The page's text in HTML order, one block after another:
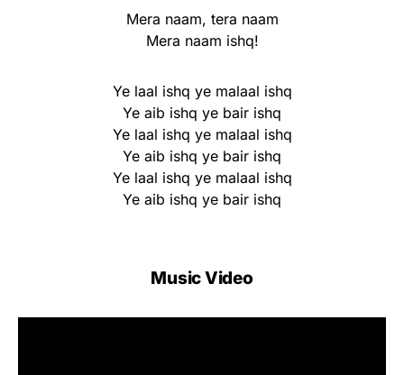
Mera naam, tera naam
Mera naam ishq!
Ye laal ishq ye malaal ishq
Ye aib ishq ye bair ishq
Ye laal ishq ye malaal ishq
Ye aib ishq ye bair ishq
Ye laal ishq ye malaal ishq
Ye aib ishq ye bair ishq
Music Video